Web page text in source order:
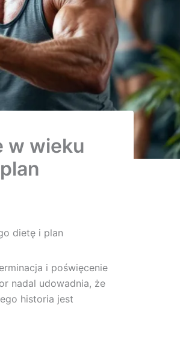
w wieku
dietę i plan
i poświęcenie
nadal udowadnia, że
historia jest